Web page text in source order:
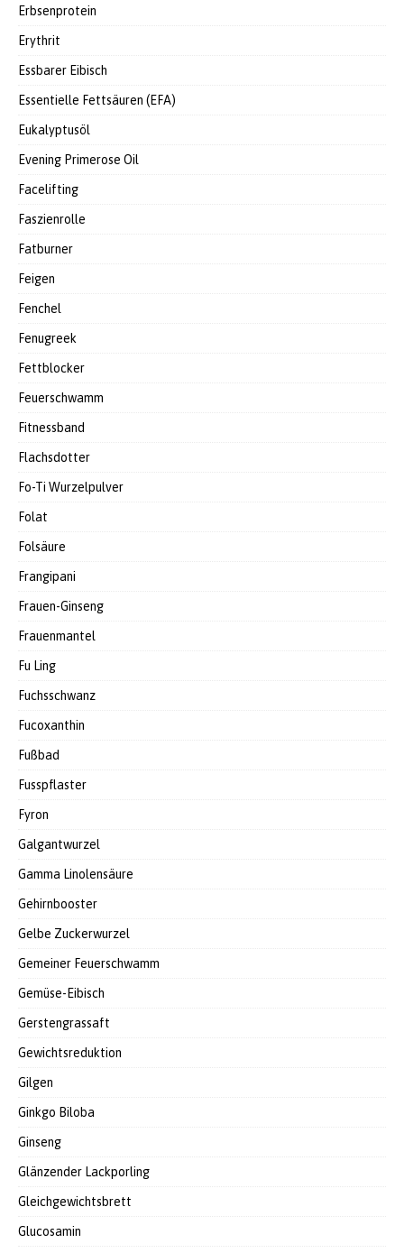
Erbsenprotein
Erythrit
Essbarer Eibisch
Essentielle Fettsäuren (EFA)
Eukalyptusöl
Evening Primerose Oil
Facelifting
Faszienrolle
Fatburner
Feigen
Fenchel
Fenugreek
Fettblocker
Feuerschwamm
Fitnessband
Flachsdotter
Fo-Ti Wurzelpulver
Folat
Folsäure
Frangipani
Frauen-Ginseng
Frauenmantel
Fu Ling
Fuchsschwanz
Fucoxanthin
Fußbad
Fusspflaster
Fyron
Galgantwurzel
Gamma Linolensäure
Gehirnbooster
Gelbe Zuckerwurzel
Gemeiner Feuerschwamm
Gemüse-Eibisch
Gerstengrassaft
Gewichtsreduktion
Gilgen
Ginkgo Biloba
Ginseng
Glänzender Lackporling
Gleichgewichtsbrett
Glucosamin